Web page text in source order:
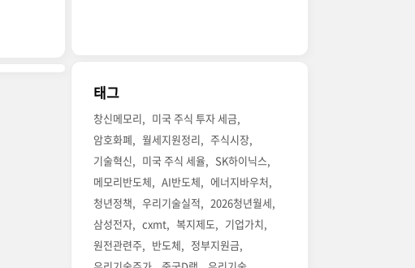
절기
태그
창신메모리
미국 주식 투자 세금
암호화폐
월세지원정리
주식시장
기술혁신
미국 주식 세율
SK하이닉스
메모리반도체
AI반도체
에너지바우처
청년정책
우리기술실적
2026청년월세
삼성전자
cxmt 복지제도
기업가치
원전관련주
반도체
정부지원금